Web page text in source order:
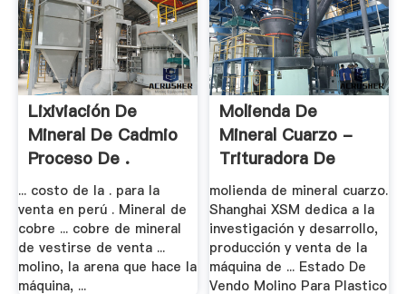
Lixiviación De
Mineral De Cadmio
Proceso De .
... costo de la . para la
venta en perú . Mineral de
cobre ... cobre de mineral
de vestirse de venta ...
molino, la arena que hace la
máquina, ...
Molienda De
Mineral Cuarzo -
Trituradora De
Cono
molienda de mineral cuarzo.
Shanghai XSM dedica a la
investigación y desarrollo,
producción y venta de la
máquina de ... Estado De
Vendo Molino Para Plastico